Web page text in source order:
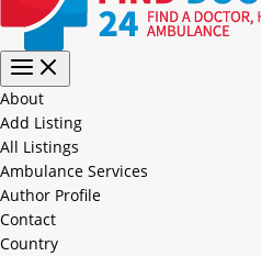
About
Add Listing
All Listings
Ambulance Services
Author Profile
Contact
Country